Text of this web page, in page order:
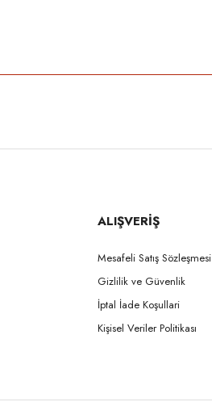
ALIŞVERİŞ
Mesafeli Satış Sözleşmesi
Gizlilik ve Güvenlik
İptal İade Koşullari
Kişisel Veriler Politikası